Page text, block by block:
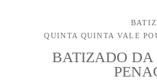
QUINTA QUINTA VALE
BATIZADO